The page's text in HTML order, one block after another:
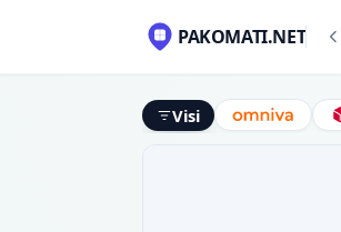
PAKOMATI.NET
Visi Omniva